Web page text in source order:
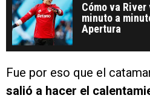
Cómo va River
minuto a
Apertura
Fue por eso que el
salió a hacer el